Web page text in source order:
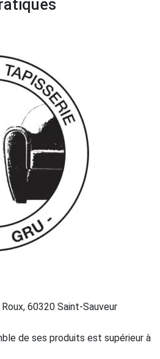
60320 Saint-Sauveur
de ses produits est supérieur à